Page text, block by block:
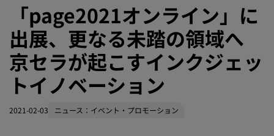
「page2021オンライン」に
出展、更なる未踏の領域へ
京セラが起こすインクジェッ
トイノベーション
2021-02-03 ニュース：イベント・プロモーション